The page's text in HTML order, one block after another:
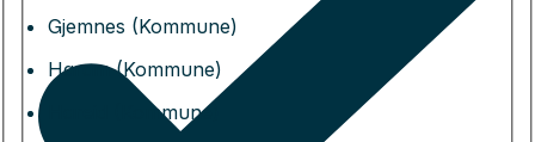
Gjemnes (Kommune)
Haram (Kommune)
Hareid (Kommune)